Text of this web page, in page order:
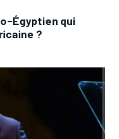
Égyptien qui
?